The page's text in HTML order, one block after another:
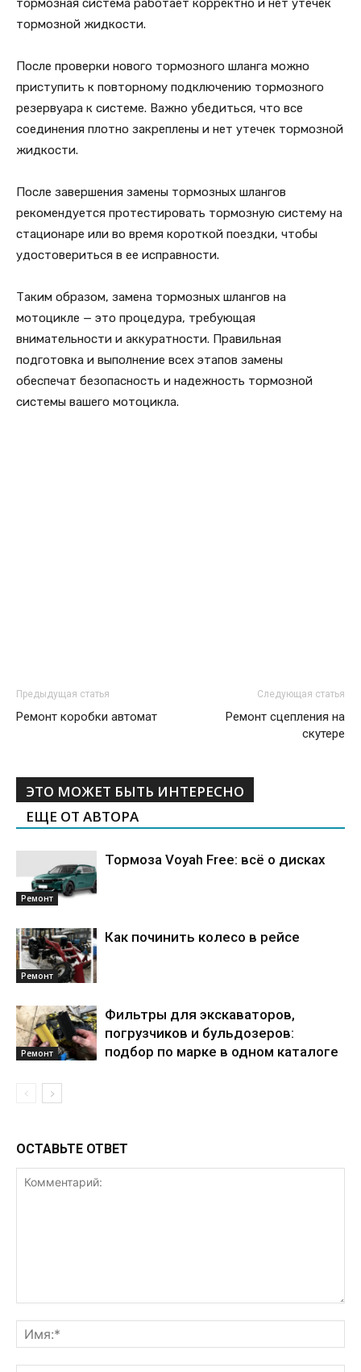
тормозная система работает корректно и нет утечек
тормозной жидкости.
После проверки нового тормозного шланга можно
приступить к повторному подключению тормозного
резервуара к системе. Важно убедиться, что все
соединения плотно закреплены и нет утечек тормозной
жидкости.
После завершения замены тормозных шлангов
рекомендуется протестировать тормозную систему на
стационаре или во время короткой поездки, чтобы
удостовериться в ее исправности.
Таким образом, замена тормозных шлангов на
мотоцикле — это процедура, требующая
внимательности и аккуратности. Правильная
подготовка и выполнение всех этапов замены
обеспечат безопасность и надежность тормозной
системы вашего мотоцикла.
Предыдущая статья
Ремонт коробки автомат
Следующая статья
Ремонт сцепления на
скутере
ЭТО МОЖЕТ БЫТЬ ИНТЕРЕСНО
ЕЩЕ ОТ АВТОРА
Ремонт
Тормоза Voyah Free: всё о дисках
Ремонт
Как починить колесо в рейсе
Ремонт
Фильтры для экскаваторов,
погрузчиков и бульдозеров:
подбор по марке в одном каталоге
ОСТАВЬТЕ ОТВЕТ